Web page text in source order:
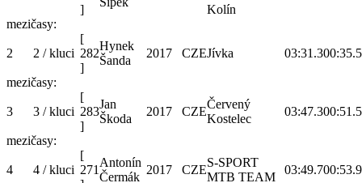
]
Kolín
mezičasy:
2 2 / kluci
[
282
]
Hynek
Šanda
2017 CZEJívka 03:31.300:35.5
mezičasy:
3 3 / kluci
[
283
]
Jan
Škoda
2017 CZE
Červený
Kostelec
03:47.300:51.5
mezičasy:
4 4 / kluci
[
271
Antonín
Čermák
2017 CZE
S-SPORT
MTB TEAM
03:49.700:53.9